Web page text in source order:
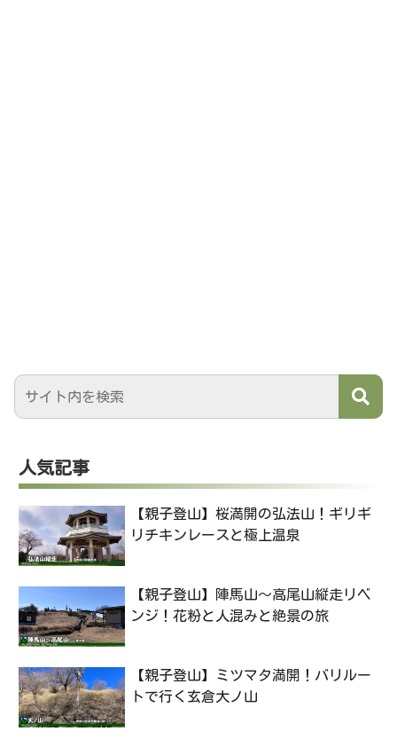
人気記事
【親子登山】桜満開の弘法山！ギリギ
リチキンレースと極上温泉
【親子登山】陣馬山〜高尾山縦走リベ
ンジ！花粉と人混みと絶景の旅
【親子登山】ミツマタ満開！バリルー
トで行く玄倉大ノ山